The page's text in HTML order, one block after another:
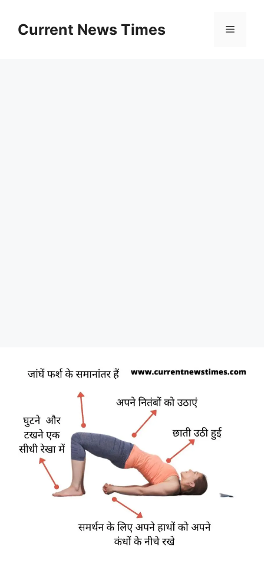
contentCurrent News Times Menu